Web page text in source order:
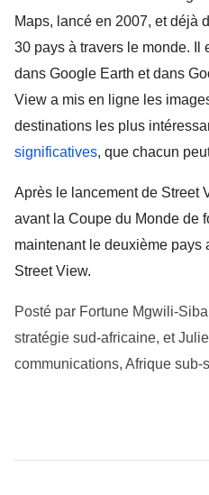
Maps, lancé en 2007, et déjà
30 pays à travers le monde.
dans Google Earth et dans
View a mis en ligne les
destinations les plus
significatives, que chacun
Après le lancement de Street
avant la Coupe du Monde de
maintenant le deuxième pays
Street View.
Posté par Fortune Mgwili-
stratégie sud-africaine, et
communications, Afrique sub-